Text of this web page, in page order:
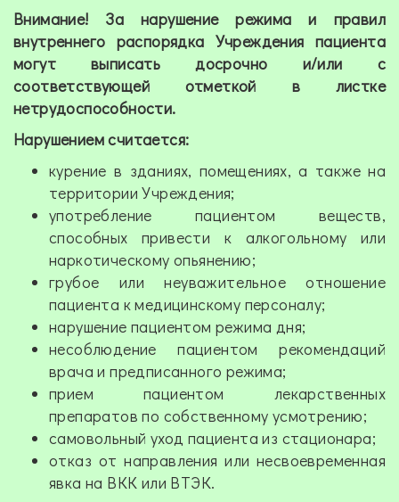
Внимание! За нарушение режима и правил
внутреннего распорядка Учреждения пациента
могут выписать досрочно и/или с
соответствующей отметкой в листке
нетрудоспособности.
Нарушением считается:
курение в зданиях, помещениях, а также на
территории Учреждения;
употребление пациентом веществ,
способных привести к алкогольному или
наркотическому опьянению;
грубое или неуважительное отношение
пациента к медицинскому персоналу;
нарушение пациентом режима дня;
несоблюдение пациентом рекомендаций
врача и предписанного режима;
прием пациентом лекарственных
препаратов по собственному усмотрению;
самовольный уход пациента из стационара;
отказ от направления или несвоевременная
явка на ВКК или ВТЭК.